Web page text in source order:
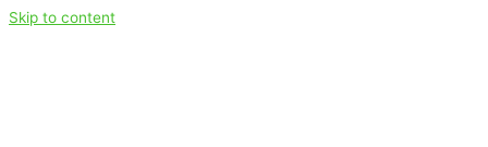
Skip to content